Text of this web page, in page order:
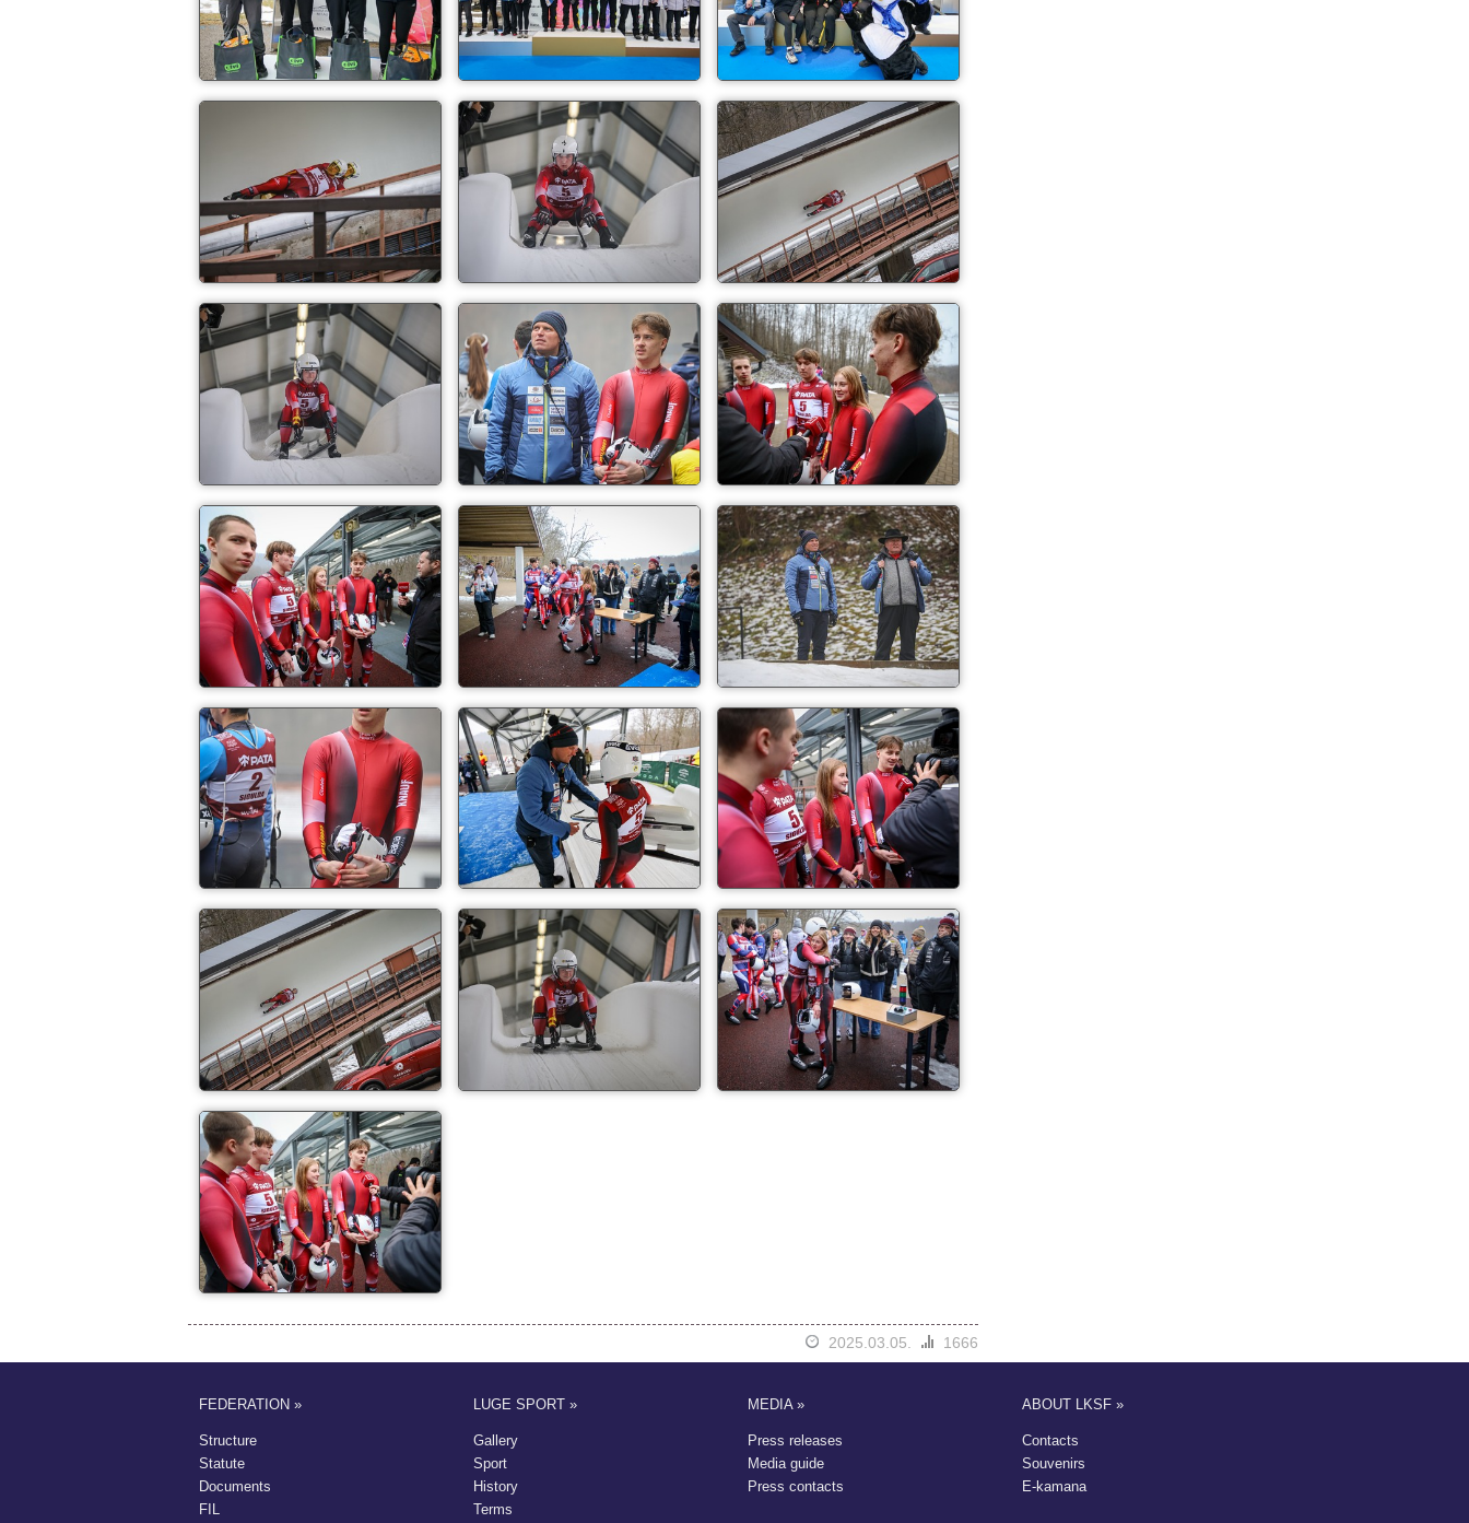
2025.03.05. 1666
FEDERATION »
Structure
Statute
Documents
FIL
LUGE SPORT »
Gallery
Sport
History
Terms
MEDIA »
Press releases
Media guide
Press contacts
ABOUT LKSF »
Contacts
Souvenirs
E-kamana